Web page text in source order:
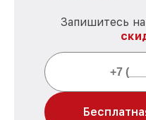
Запишитесь